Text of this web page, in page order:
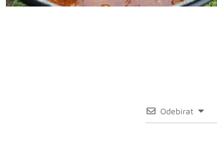
Odebírat